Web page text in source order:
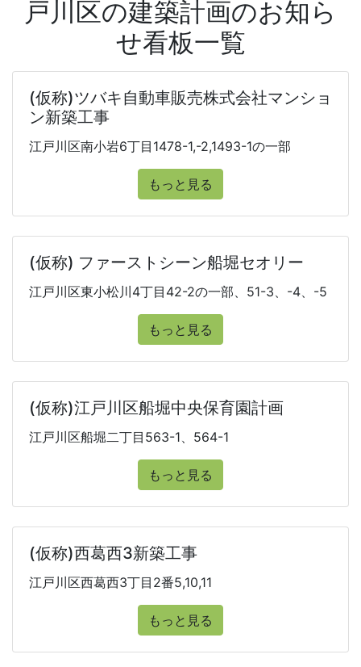
戸川区の建築計画のお知ら
せ看板一覧
(仮称)ツバキ自動車販売株式会社マンショ
ン新築工事
江戸川区南小岩6丁目1478-1,-2,1493-1の一部
もっと見る
(仮称) ファーストシーン船堀セオリー
江戸川区東小松川4丁目42-2の一部、51-3、-4、-5
もっと見る
(仮称)江戸川区船堀中央保育園計画
江戸川区船堀二丁目563-1、564-1
もっと見る
(仮称)西葛西3新築工事
江戸川区西葛西3丁目2番5,10,11
もっと見る